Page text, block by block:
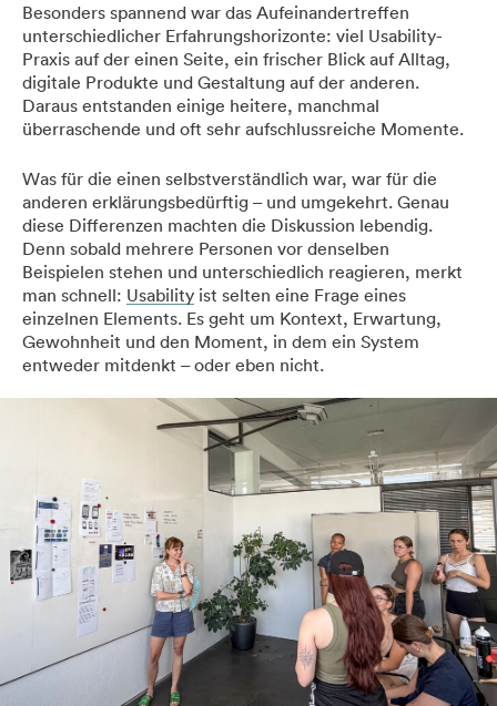
Besonders spannend war das Aufeinandertreffen
unterschiedlicher Erfahrungshorizonte: viel Usability-
Praxis auf der einen Seite, ein frischer Blick auf Alltag,
digitale Produkte und Gestaltung auf der anderen.
Daraus entstanden einige heitere, manchmal
überraschende und oft sehr aufschlussreiche Momente.
Was für die einen selbstverständlich war, war für die
anderen erklärungsbedürftig – und umgekehrt. Genau
diese Differenzen machten die Diskussion lebendig.
Denn sobald mehrere Personen vor denselben
Beispielen stehen und unterschiedlich reagieren, merkt
man schnell: Usability ist selten eine Frage eines
einzelnen Elements. Es geht um Kontext, Erwartung,
Gewohnheit und den Moment, in dem ein System
entweder mitdenkt – oder eben nicht.
Home
Services